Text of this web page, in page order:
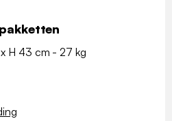
H 43 cm - 27 kg